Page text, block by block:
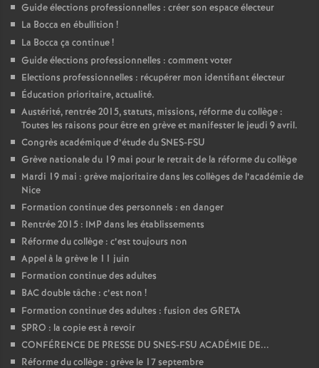
Guide élections professionnelles : créer son espace électeur
La Bocca en ébullition !
La Bocca ça continue!
Guide élections professionnelles : comment voter
Elections professionnelles : récupérer mon identifiant électeur
Éducation prioritaire, actualité.
Austérité, rentrée 2015, statuts, missions, réforme du collège :
Toutes les raisons pour être en grève et manifester le jeudi 9 avril.
Congrès académique d’étude du SNES-FSU
Grève nationale du 19 mai pour le retrait de la réforme du collège
Mardi 19 mai : grève majoritaire dans les collèges de l’académie de
Nice
Formation continue des personnels : en danger
Rentrée 2015 : IMP dans les établissements
Réforme du collège : c’est toujours non
Appel à la grève le 11 juin
Formation continue des adultes
BAC double tâche : c’est non !
Formation continue des adultes : fusion des GRETA
SPRO : la copie est à revoir
CONFÉRENCE DE PRESSE DU SNES-FSU ACADÉMIE DE...
Réforme du collège : grève le 17 septembre